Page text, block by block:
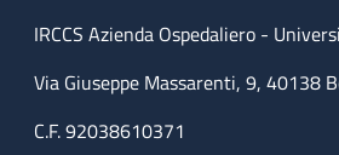
IRCCS Azienda Ospedaliero -
Via Giuseppe Massarenti, 9, 40138
C.F. 92038610371